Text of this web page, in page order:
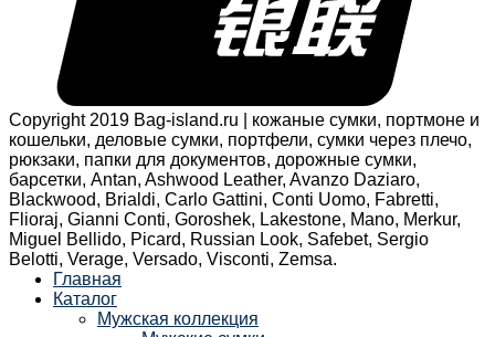
Copyright 2019 Bag-island.ru | кожаные сумки, портмоне и
кошельки, деловые сумки, портфели, сумки через плечо,
рюкзаки, папки для документов, дорожные сумки,
барсетки, Antan, Ashwood Leather, Avanzo Daziaro,
Blackwood, Brialdi, Carlo Gattini, Conti Uomo, Fabretti,
Flioraj, Gianni Conti, Goroshek, Lakestone, Mano, Merkur,
Miguel Bellido, Picard, Russian Look, Safebet, Sergio
Belotti, Verage, Versado, Visconti, Zemsa.
Главная
Каталог
Мужская коллекция